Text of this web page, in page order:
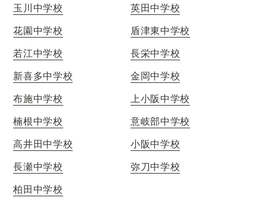
玉川中学校
英田中学校
花園中学校
盾津東中学校
若江中学校
長栄中学校
新喜多中学校
金岡中学校
布施中学校
上小阪中学校
楠根中学校
意岐部中学校
高井田中学校
小阪中学校
長瀬中学校
弥刀中学校
柏田中学校